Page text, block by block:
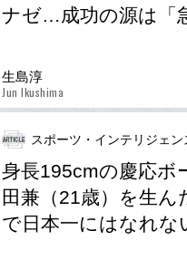
ナゼ…成功の源は「
生島淳
Jun Ikushima
スポーツ・インテリジェン
身長195cmの慶応ボ
田兼（21歳）を生ん
で日本一にはなれな